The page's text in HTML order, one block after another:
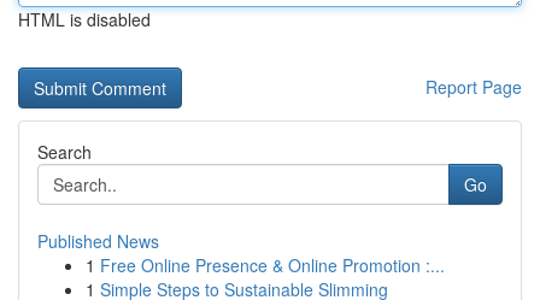
HTML is disabled
Report Page
Search
Go
Published News
1 Free Online Presence & Online Promotion :...
1 Simple Steps to Sustainable Slimming